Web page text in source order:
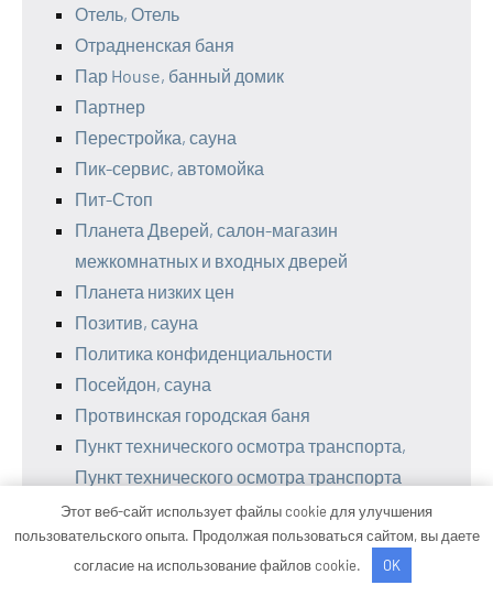
Отель, Отель
Отрадненская баня
Пар House, банный домик
Партнер
Перестройка, сауна
Пик-сервис, автомойка
Пит-Стоп
Планета Дверей, салон-магазин
межкомнатных и входных дверей
Планета низких цен
Позитив, сауна
Политика конфиденциальности
Посейдон, сауна
Протвинская городская баня
Пункт технического осмотра транспорта,
Пункт технического осмотра транспорта
Развал-схождение
Реклама и Контакты
Ремонт двигателей
Этот веб-сайт использует файлы cookie для улучшения
пользовательского опыта. Продолжая пользоваться сайтом, вы даете
согласие на использование файлов cookie.
OK